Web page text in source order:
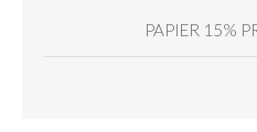
PAPIER 15%